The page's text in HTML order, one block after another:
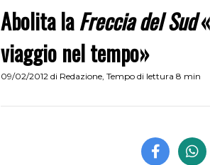
Abolita laFreccia del Sud
viaggio nel tempo»
09/02/2012 di Redazione, Tempo di lettura 8 min